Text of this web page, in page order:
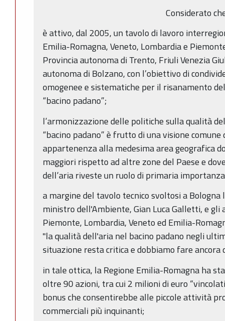
Considerato
è attivo, dal 2005, un tavolo di lavoro
Emilia-Romagna, Veneto, Lombardia e
Provincia autonoma di Trento, Friuli Venezia
autonoma di Bolzano, con l’obiettivo di
omogenee e sistematiche per il risanamento
“bacino padano”;
l’armonizzazione delle politiche sulla qualità
“bacino padano” è frutto di una visione
appartenenza alla medesima area geografica
maggiori rispetto ad altre zone del Paese e
dell’aria riveste un ruolo di primaria
a margine del tavolo tecnico svoltosi a
ministro dell'Ambiente, Gian Luca Galletti, e gli
Piemonte, Lombardia, Veneto ed Emilia-
"la qualità dell'aria nel bacino padano negli
situazione resta critica e dobbiamo fare ancora
in tale ottica, la Regione Emilia-Romagna ha
oltre 90 azioni, tra cui 2 milioni di euro
bonus che consentirebbe alle piccole attività
commerciali più inquinanti;